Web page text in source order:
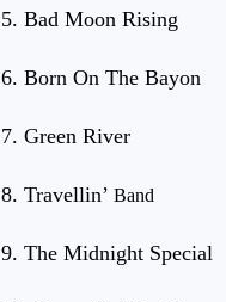
5. Bad Moon Rising
6. Born On The Bayon
7. Green River
8. Travellin’ Band
9. The Midnight Special